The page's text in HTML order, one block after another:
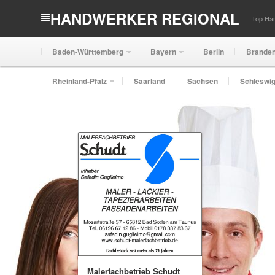
HANDWERKER REGIONAL Top
Baden-Württemberg Bayern Berlin
Rheinland-Pfalz Saarland Sachsen
Malerfachbetrieb Schudt